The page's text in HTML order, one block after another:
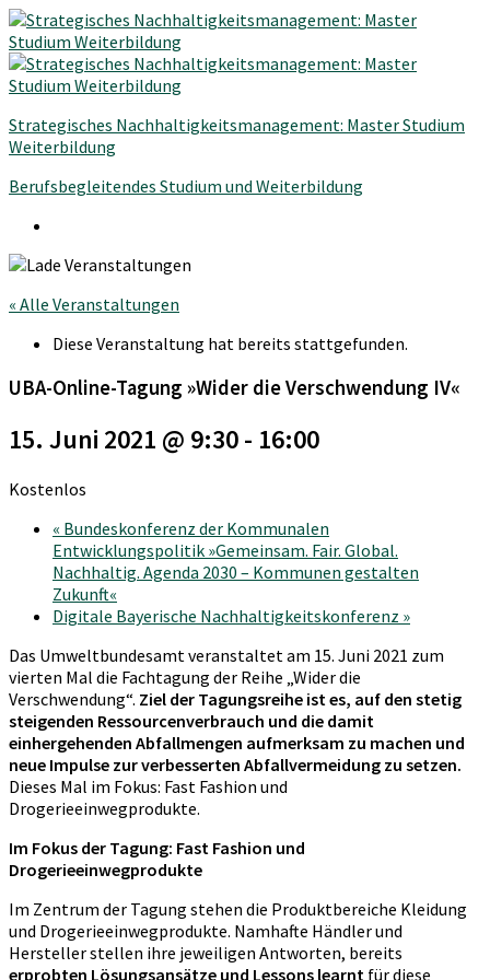
Strategisches Nachhaltigkeitsmanagement: Master Studium
Weiterbildung
Berufsbegleitendes Studium und Weiterbildung
« Alle Veranstaltungen
Diese Veranstaltung hat bereits stattgefunden.
UBA-Online-Tagung »Wider die Verschwendung IV«
15. Juni 2021 @ 9:30- 16:00
Kostenlos
« Bundeskonferenz der Kommunalen
Entwicklungspolitik »Gemeinsam. Fair. Global.
Nachhaltig. Agenda 2030 – Kommunen gestalten
Zukunft«
Digitale Bayerische Nachhaltigkeitskonferenz »
Das Umweltbundesamt veranstaltet am 15. Juni 2021 zum
vierten Mal die Fachtagung der Reihe „Wider die
Verschwendung“. Ziel der Tagungsreihe ist es, auf den stetig
steigenden Ressourcenverbrauch und die damit
einhergehenden Abfallmengen aufmerksam zu machen und
neue Impulse zur verbesserten Abfallvermeidung zu setzen.
Dieses Mal im Fokus: Fast Fashion und
Drogerieeinwegprodukte.
Im Fokus der Tagung: Fast Fashion und
Drogerieeinwegprodukte
Im Zentrum der Tagung stehen die Produktbereiche Kleidung
und Drogerieeinwegprodukte. Namhafte Händler und
Hersteller stellen ihre jeweiligen Antworten, bereits
erprobten Lösungsansätze und Lessons learnt für diese